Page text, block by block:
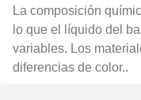
La composición
lo que el líquido del
variables. Los
diferencias de color..